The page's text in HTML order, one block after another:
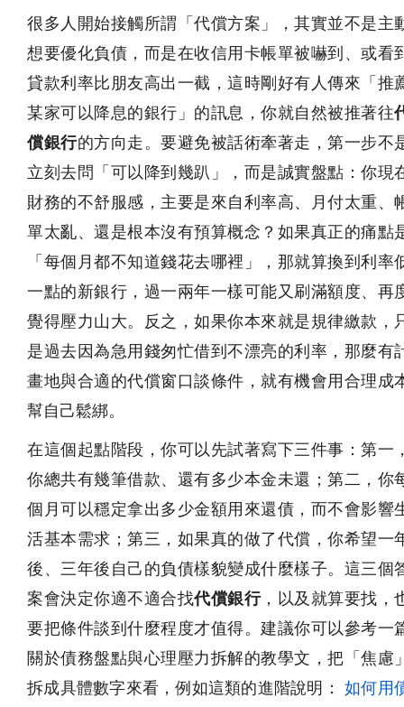
很多人開始接觸所謂「代償方案」，其實並不是主
想要優化負債，而是在收信用卡帳單被嚇到、或看
貸款利率比朋友高出一截，這時剛好有人傳來「推
某家可以降息的銀行」的訊息，你就自然被推著往
償銀行的方向走。要避免被話術牽著走，第一步不
立刻去問「可以降到幾趴」，而是誠實盤點：你現
財務的不舒服感，主要是來自利率高、月付太重、
單太亂、還是根本沒有預算概念？如果真正的痛點
「每個月都不知道錢花去哪裡」，那就算換到利率
一點的新銀行，過一兩年一樣可能又刷滿額度、再
覺得壓力山大。反之，如果你本來就是規律繳款，
是過去因為急用錢匆忙借到不漂亮的利率，那麼有
畫地與合適的代償窗口談條件，就有機會用合理成
幫自己鬆綁。
在這個起點階段，你可以先試著寫下三件事：第一
你總共有幾筆借款、還有多少本金未還；第二，你
個月可以穩定拿出多少金額用來還債，而不會影響
活基本需求；第三，如果真的做了代償，你希望一
後、三年後自己的負債樣貌變成什麼樣子。這三個
案會決定你適不適合找代償銀行，以及就算要找，
要把條件談到什麼程度才值得。建議你可以參考一
關於債務盤點與心理壓力拆解的教學文，把「焦慮
拆成具體數字來看，例如這類的進階說明：
如何用